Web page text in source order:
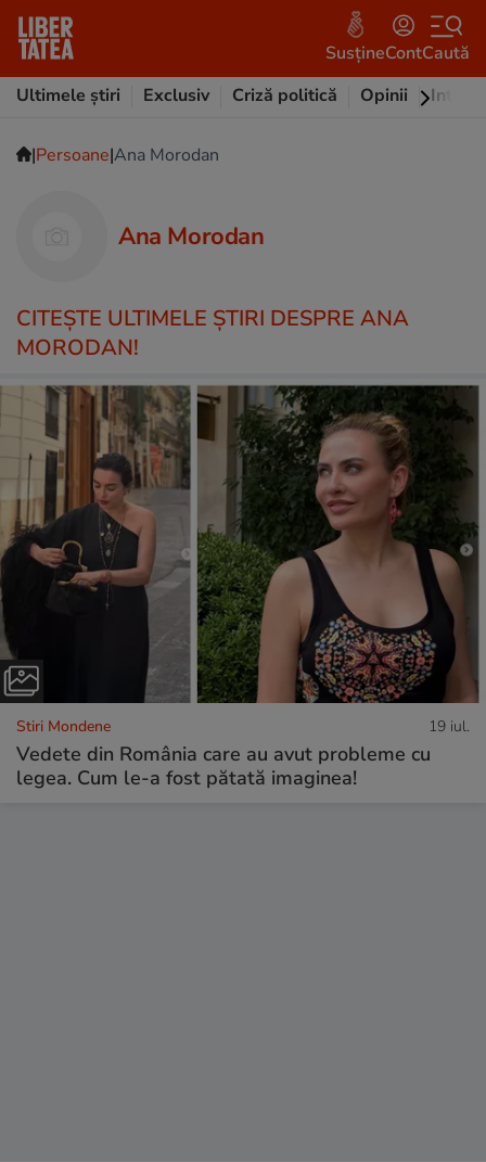
SusțineContCaută
Ultimele știri
Exclusiv Criză politică Opinii
|Persoane|Ana Morodan
Ana Morodan
CITEŞTE ULTIMELE ŞTIRI DESPRE ANA
MORODAN!
Stiri Mondene 19 iul.
Vedete din România care au avut probleme cu
legea. Cum le-a fost pătată imaginea!